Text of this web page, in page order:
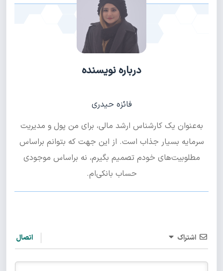
درباره نویسنده
فائزه حیدری
به‌عنوان یک کارشناس ارشد مالی، برای من پول و مدیریت
سرمایه بسیار جذاب است. از این جهت که بتوانم براساس
مطلوبیت‌های خودم تصمیم بگیرم، نه براساس موجودی
حساب بانکی‌ام.
اشتراک اتصال